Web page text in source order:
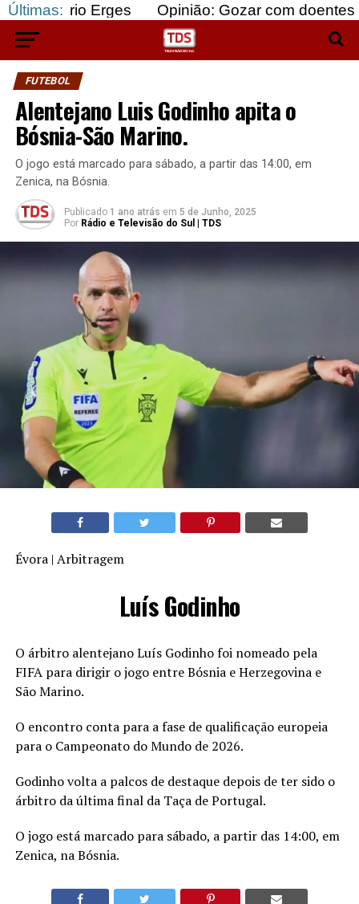
Últimas:
Erges Opinião: Gozar com doentes e bajular
FUTEBOL
Alentejano Luis Godinho apita o
Bósnia-São Marino.
O jogo está marcado para sábado, a partir das 14:00, em
Zenica, na Bósnia.
Publicado 1 ano atrás em 5 de Junho, 2025
Por Rádio e Televisão do Sul | TDS
Évora | Arbitragem
Luís Godinho
O árbitro alentejano Luís Godinho foi nomeado pela
FIFA para dirigir o jogo entre Bósnia e Herzegovina e
São Marino.
O encontro conta para a fase de qualificação europeia
para o Campeonato do Mundo de 2026.
Godinho volta a palcos de destaque depois de ter sido o
árbitro da última final da Taça de Portugal.
O jogo está marcado para sábado, a partir das 14:00, em
Zenica, na Bósnia.